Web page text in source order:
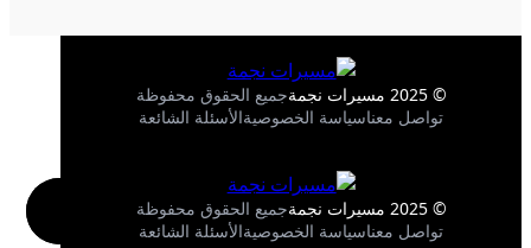
تواصل معناسياسة الخصوصيةالأسئلة الشائعة
© 2025 مسيرات نجمة جميع الحقوق محفوظة
تواصل معناسياسة الخصوصيةالأسئلة الشائعة
© 2025 مسيرات نجمة جميع الحقوق محفوظة